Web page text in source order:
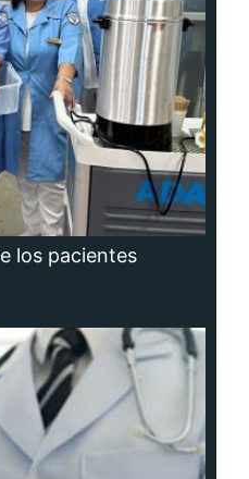
los pacientes